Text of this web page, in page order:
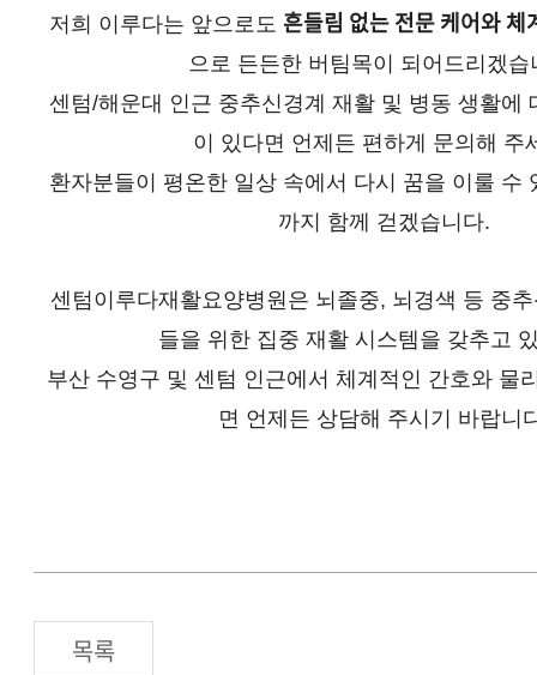
저희 이루다는 앞으로도 흔들림 없는 전문 케어와 체
으로 든든한 버팀목이 되어드리겠습
센텀/해운대 인근 중추신경계 재활 및 병동 생활에
이 있다면 언제든 편하게 문의해 주
환자분들이 평온한 일상 속에서 다시 꿈을 이룰 수
까지 함께 걷겠습니다.
센텀이루다재활요양병원은 뇌졸중, 뇌경색 등 중
들을 위한 집중 재활 시스템을 갖추고
부산 수영구 및 센텀 인근에서 체계적인 간호와 물
면 언제든 상담해 주시기 바랍니
목록